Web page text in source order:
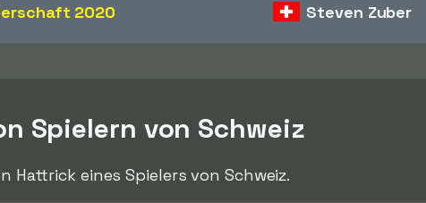
2020 Steven Zuber
Spielern von Schweiz
Hattrick eines Spielers von Schweiz.